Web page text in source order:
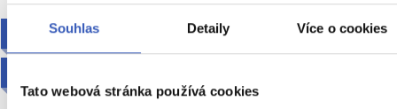
Souhlas Detaily Více o cookies
Tato webová stránka používá cookies
2027